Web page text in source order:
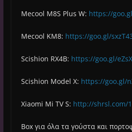
Mecool M8S Plus W: https://
Mecool KM8: https://goo.gl/
Scishion RX4B: https://goo.gl/
Scishion Model X: https://goo.gl/
Xiaomi Mi TV S: http://shrsl.com/
Box για όλα τα γούστα και